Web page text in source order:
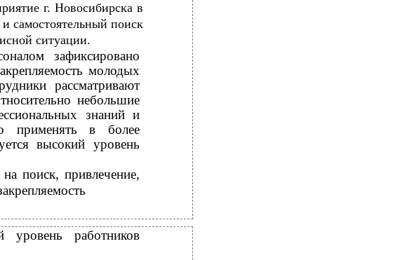
г. Новосибирска в
самостоятельный поиск
ситуации.
зафиксировано
молодых
рассматривают
небольшие
знаний и
применять в более
высокий уровень
поиск, привлечение,
уровень работников